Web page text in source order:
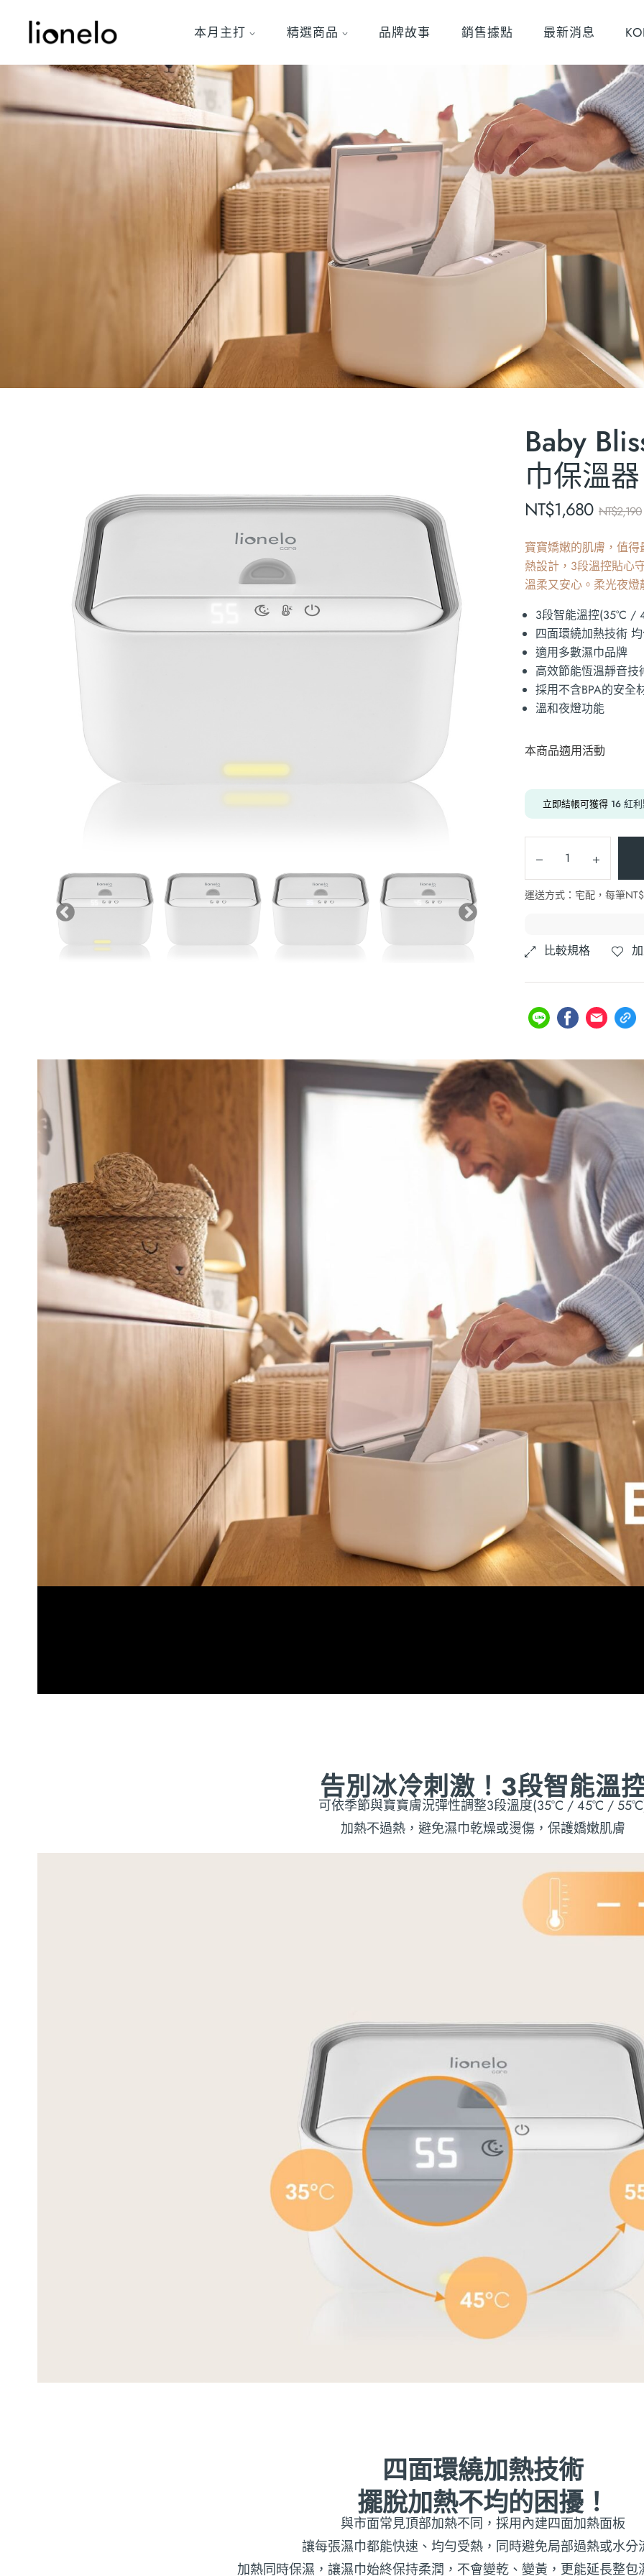
本月主打 精選商品 品牌故事 銷售據點 最新消息
Baby
巾保溫器
NT$2,190
NT$1,680
寶寶嬌嫩的肌膚，值
熱設計，3段溫控貼心
溫柔又安心。柔光夜
3段智能溫控(35°C /
四面環繞加熱技術
適用多數濕巾品牌
高效節能恆溫靜音技
採用不含BPA的安全
溫和夜燈功能
本商品適用活動
立即結帳可獲得 16紅利
運送方式：宅配，每筆
比較規格
告別冰冷刺激！3段智能溫
可依季節與寶寶膚況彈性調整3段溫度(35°C / 45°C /
加熱不過熱，避免濕巾乾燥或燙傷，保護嬌嫩肌膚
四面環繞加熱技術
擺脫加熱不均的困擾！
與市面常見頂部加熱不同，採用內建四面加熱面板
讓每張濕巾都能快速、均勻受熱，同時避免局部過熱或水分
加熱同時保濕，讓濕巾始終保持柔潤，不會變乾、變黃，更能延長整包